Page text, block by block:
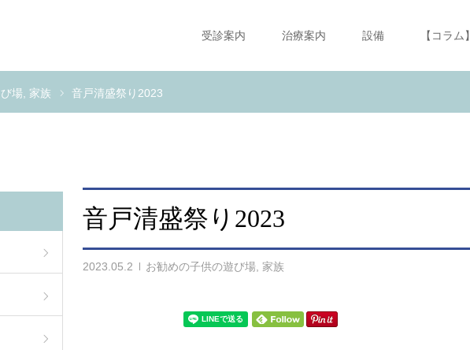
受診案内 治療案内 設備 【コラム】
場 家族 音戸清盛祭り2023
音戸清盛祭り2023
2023.05.2 お勧めの子供の遊び場 家族